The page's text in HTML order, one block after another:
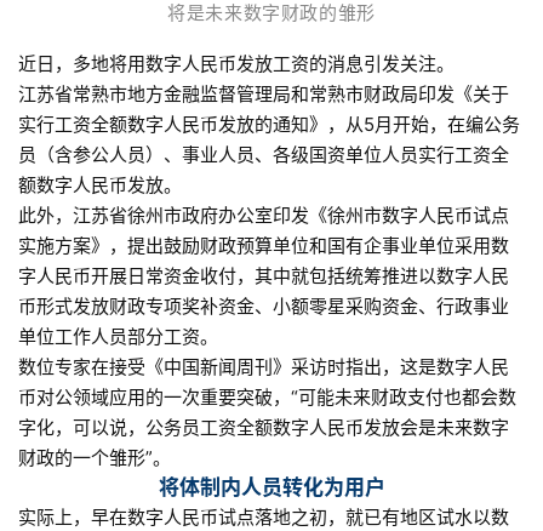
将是未来数字财政的雏形
近日，多地将用数字人民币发放工资的消息引发关注。
江苏省常熟市地方金融监督管理局和常熟市财政局印发《关于
实行工资全额数字人民币发放的通知》，从5月开始，在编公务
员（含参公人员）、事业人员、各级国资单位人员实行工资全
额数字人民币发放。
此外，江苏省徐州市政府办公室印发《徐州市数字人民币试点
实施方案》，提出鼓励财政预算单位和国有企事业单位采用数
字人民币开展日常资金收付，其中就包括统筹推进以数字人民
币形式发放财政专项奖补资金、小额零星采购资金、行政事业
单位工作人员部分工资。
数位专家在接受《中国新闻周刊》采访时指出，这是数字人民
币对公领域应用的一次重要突破，“可能未来财政支付也都会数
字化，可以说，公务员工资全额数字人民币发放会是未来数字
财政的一个雏形”。
将体制内人员转化为用户
实际上，早在数字人民币试点落地之初，就已有地区试水以数